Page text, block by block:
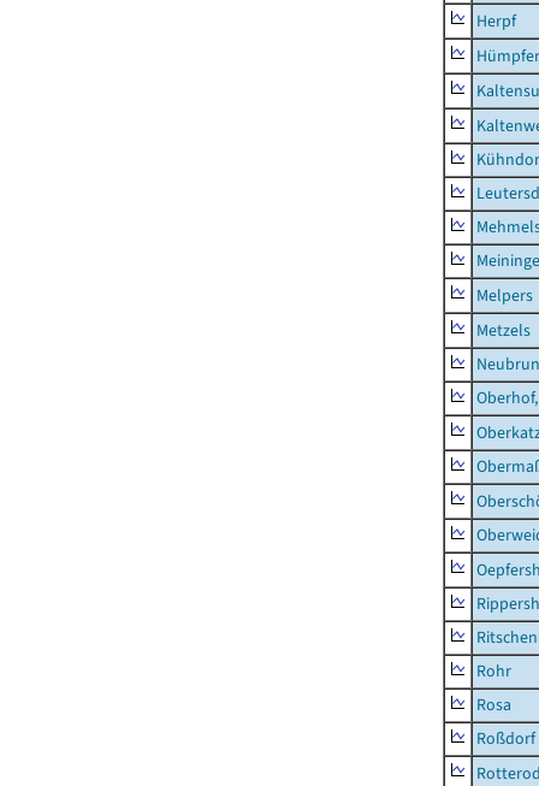
Herpf
Melpers
Metzels
Rohr
Rosa
Roßdorf